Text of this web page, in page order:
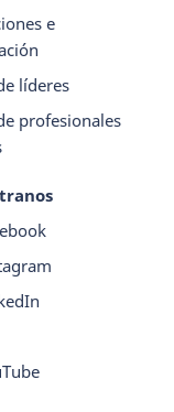
e
líderes
profesionales